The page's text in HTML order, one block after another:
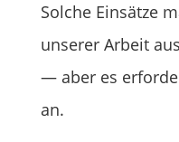
Solche Einsätze
unserer Arbeit
— aber es
an.